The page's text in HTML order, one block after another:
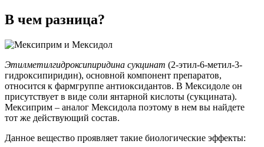
В чем разница?
Этилметилгидроксипиридина сукцинат (2-этил-6-метил-3-
гидроксипиридин), основной компонент препаратов,
относится к фармгруппе антиоксидантов. В Мексидоле он
присутствует в виде соли янтарной кислоты (сукцината).
Мексиприм – аналог Мексидола поэтому в нем вы найдете
тот же действующий состав.
Данное вещество проявляет такие биологические эффекты: